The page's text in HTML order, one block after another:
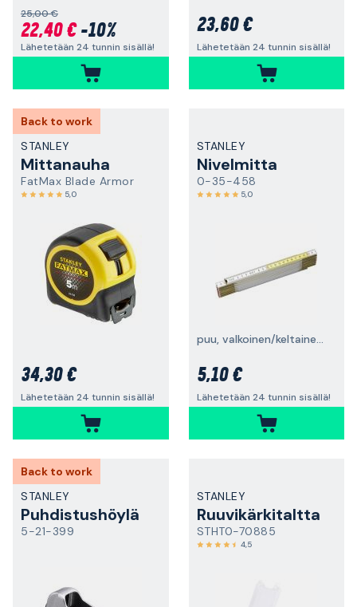
25,00 €
22,40 €-10%
Lähetetään 24 tunnin sisällä!
23,60 €
Lähetetään 24 tunnin sisällä!
Back to work
STANLEY
Mittanauha
FatMax Blade Armor
5,0
34,30 €
Lähetetään 24 tunnin sisällä!
STANLEY
Nivelmitta
0-35-458
5,0
puu, valkoinen/keltainen, 2 m
5,10 €
Lähetetään 24 tunnin sisällä!
Back to work
STANLEY
Puhdistushöylä
5-21-399
STANLEY
Ruuvikärkitaltta
STHT0-70885
4,5